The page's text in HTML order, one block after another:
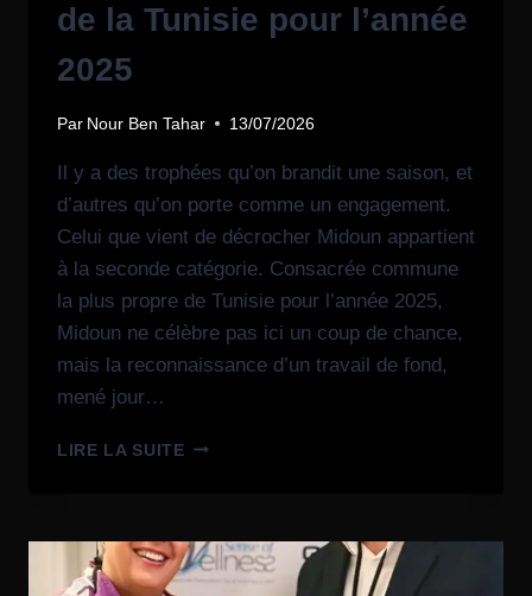
de la Tunisie pour l’année
2025
Par Nour Ben Tahar 13/07/2026
Il y a des trophées qu’on brandit une saison, et
d’autres qu’on porte comme un engagement.
Celui que vient de décrocher Midoun appartient
à la seconde catégorie. Consacrée commune
la plus propre de Tunisie pour l’année 2025,
Midoun ne célèbre pas ici un coup de chance,
mais la reconnaissance d’un travail de fond,
mené jour…
LIRE LA SUITE